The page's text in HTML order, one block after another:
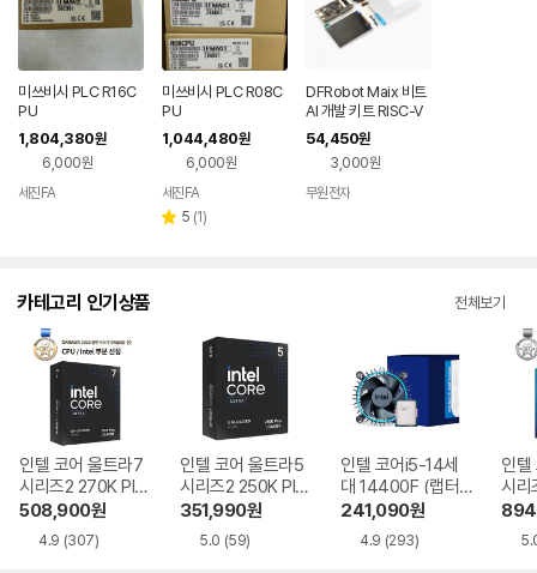
미쓰비시 PLC R16C
PU
1,804,380원
6,000원
세진FA
미쓰비시 PLC R08C
PU
1,044,480원
6,000원
세진FA
별 5 리
(1)
DFRobot Maix 비트
AI 개발 키트 RISC-V
K210 IoT (KIT0155)
54,450원
3,000원
무원전자
카테고리 인기상품 전체보기
인텔 코어 울트라7
시리즈2 270K Plu
s (애로우레이크 리
프레시)
508,900원
4.9 (307)
인텔 코어 울트라5
시리즈2 250K Plu
s (애로우레이크 리
프레시)
351,990원
5.0 (59)
인텔 코어i5-14세
대 14400F (랩터
레이크 리프레시)
241,090원
4.9 (293)
인텔
시리
로우